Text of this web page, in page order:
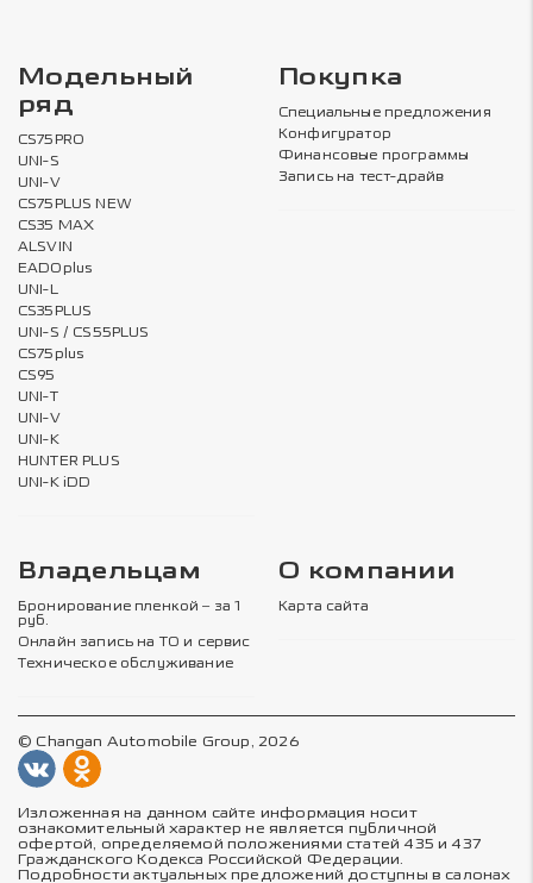
Модельный
ряд
CS75PRO
UNI-S
UNI-V
CS75PLUS NEW
CS35 MAX
ALSVIN
EADOplus
UNI-L
CS35PLUS
UNI-S / CS55PLUS
CS75plus
CS95
UNI-T
UNI-V
UNI-K
HUNTER PLUS
UNI-K iDD
Покупка
Специальные предложения
Конфигуратор
Финансовые программы
Запись на тест-драйв
Владельцам
Бронирование пленкой – за 1
руб.
Онлайн запись на ТО и сервис
Техническое обслуживание
О компании
Карта сайта
© Changan Automobile Group, 2026
Изложенная на данном сайте информация носит
ознакомительный характер не является публичной
офертой, определяемой положениями статей 435 и 437
Гражданского Кодекса Российской Федерации.
Подробности актуальных предложений доступны в салонах